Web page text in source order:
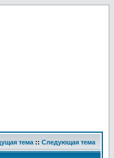
тема :: Следующая тема